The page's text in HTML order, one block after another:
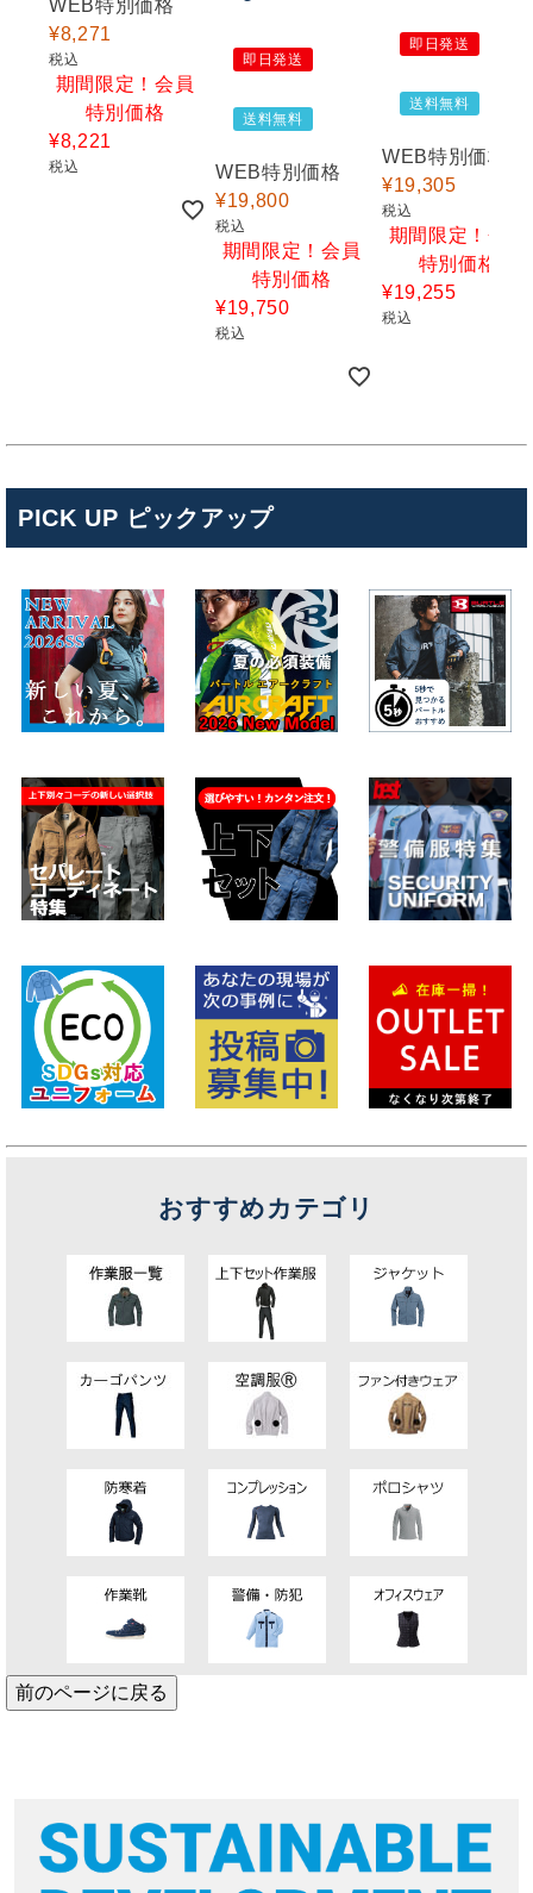
WEB特別価格
¥8,271
税込
期間限定！会員
特別価格
¥8,221
税込
即日発送
送料無料
WEB特別価格
¥19,800
税込
期間限定！会員
特別価格
¥19,750
税込
即日発送
送料無料
WEB特別価格
¥19,305
税込
期間限定！会員
特別価格
¥19,255
税込
PICK UP ピックアップ
おすすめカテゴリ
前のページに戻る